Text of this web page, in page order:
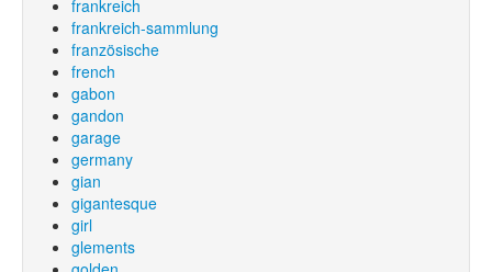
frankreich
frankreich-sammlung
französische
french
gabon
gandon
garage
germany
gian
gigantesque
girl
glements